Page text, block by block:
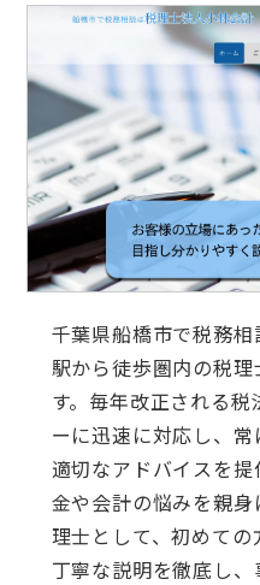
千葉県船橋市で税務
駅から徒歩圏内の税
す。毎年改正される
ーに迅速に対応し、
適切なアドバイスを
金や会計の悩みを親
理士として、初めて
丁寧な説明を徹底し